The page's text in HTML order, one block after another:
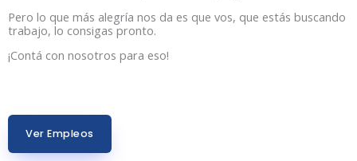
Pero lo que más alegría nos da es que vos, que estás buscando
trabajo, lo consigas pronto.
¡Contá con nosotros para eso!
Ver Empleos